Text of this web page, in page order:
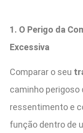
1. O Perigo da
Excessiva
Comparar o seu
caminho perigoso
ressentimento e
função dentro de